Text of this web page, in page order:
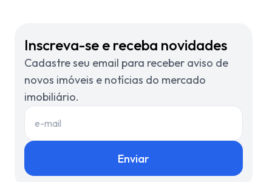
Inscreva-se e receba novidades
Cadastre seu email para receber aviso de
novos imóveis e notícias do mercado
imobiliário.
Enviar